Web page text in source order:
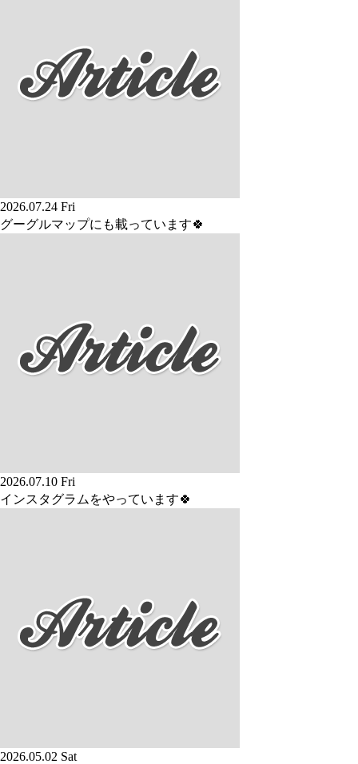
2026.07.24 Fri
グーグルマップにも載っています🍀
2026.07.10 Fri
インスタグラムをやっています🍀
2026.05.02 Sat